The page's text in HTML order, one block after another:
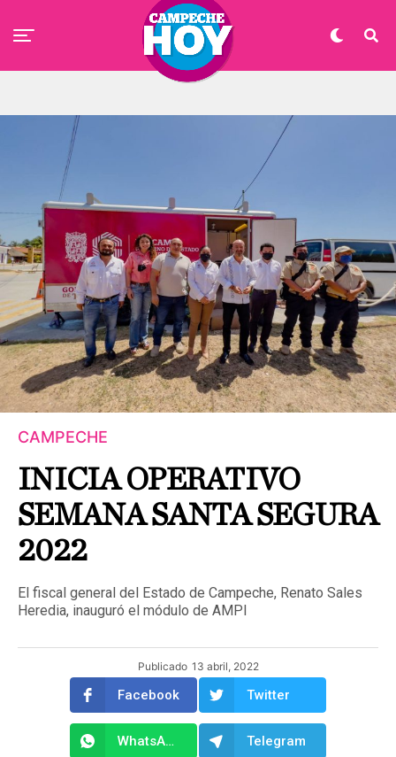
CAMPECHE
INICIA OPERATIVO
SEMANA SANTA SEGURA
2022
El fiscal general del Estado de Campeche, Renato Sales
Heredia, inauguró el módulo de AMPI
Publicado 13 abril, 2022
Facebook Twitter
WhatsApp Telegram